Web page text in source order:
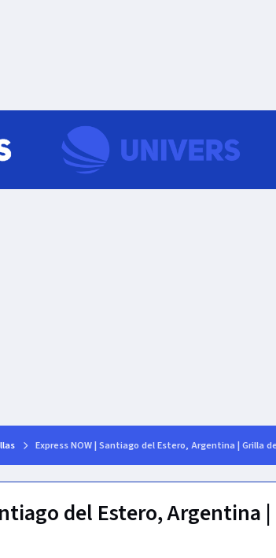
Express NOW | Santiago del Estero, Argentina | Grilla
del Estero, Argentina